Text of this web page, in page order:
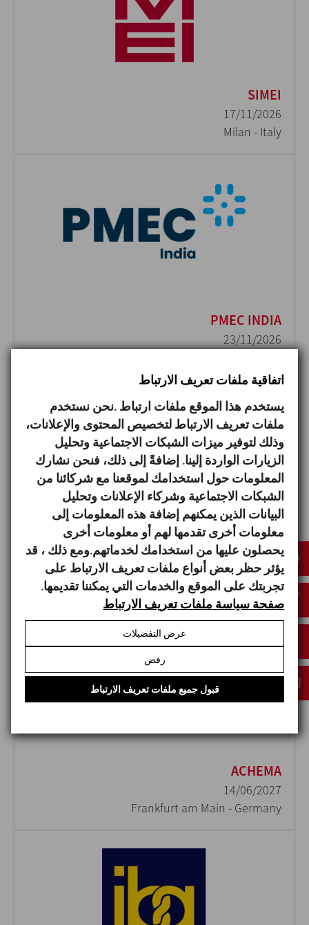
SIMEI
17/11/2026
Milan - Italy
PMEC INDIA
23/11/2026
ANUGA FOODTEC
23/02/2027
Cologne - Germany
ACHEMA
14/06/2027
Frankfurt am Main - Germany
اتفاقية ملفات تعريف الارتباط
يستخدم هذا الموقع ملفات ارتباط .نحن نستخدم
ملفات تعريف الارتباط لتخصيص المحتوى والإعلانات،
وذلك لتوفير ميزات الشبكات الاجتماعية وتحليل
الزيارات الواردة إلينا. إضافةً إلى ذلك، فنحن نشارك
المعلومات حول استخدامك لموقعنا مع شركائنا من
الشبكات الاجتماعية وشركاء الإعلانات وتحليل
البيانات الذين يمكنهم إضافة هذه المعلومات إلى
معلومات أخرى تقدمها لهم أو معلومات أخرى
يحصلون عليها من استخدامك لخدماتهم.ومع ذلك ، قد
يؤثر حظر بعض أنواع ملفات تعريف الارتباط على
تجربتك على الموقع والخدمات التي يمكننا تقديمها.
صفحة سياسة ملفات تعريف الارتباط
عرض التفضيلات
رفض
قبول جميع ملفات تعريف الارتباط